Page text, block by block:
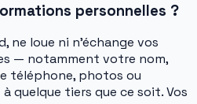
personnelles ?
ne loue ni n'échange vos
— notamment votre nom,
téléphone, photos ou
quelque tiers que ce soit. Vos